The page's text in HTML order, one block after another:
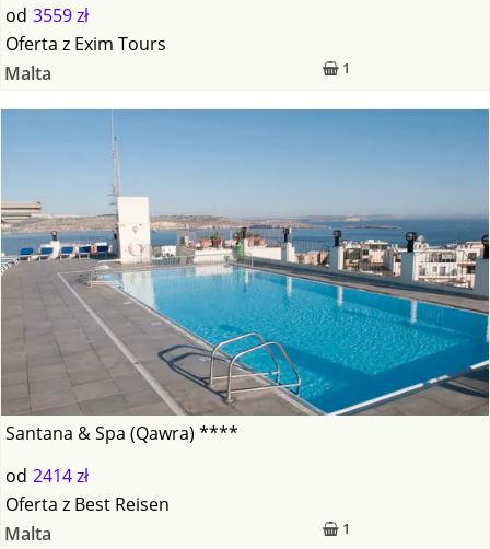
od 3559 zł
1
Oferta z Exim Tours
Malta
Santana & Spa (Qawra) ****
od 2414 zł
1
Oferta z Best Reisen
Malta